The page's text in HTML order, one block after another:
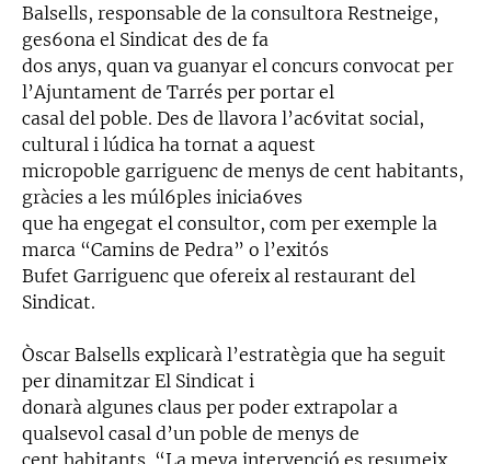
Balsells, responsable de la consultora Restneige,
ges6ona el Sindicat des de fa
dos anys, quan va guanyar el concurs convocat per
l’Ajuntament de Tarrés per portar el
casal del poble. Des de llavora l’ac6vitat social,
cultural i lúdica ha tornat a aquest
micropoble garriguenc de menys de cent habitants,
gràcies a les múl6ples inicia6ves
que ha engegat el consultor, com per exemple la
marca “Camins de Pedra” o l’exitós
Bufet Garriguenc que ofereix al restaurant del
Sindicat.
Òscar Balsells explicarà l’estratègia que ha seguit
per dinamitzar El Sindicat i
donarà algunes claus per poder extrapolar a
qualsevol casal d’un poble de menys de
cent habitants. “La meva intervenció es resumeix